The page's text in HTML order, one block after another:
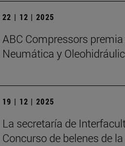
22 | 12 | 2025
ABC Compressors
Neumática y
19 | 12 | 2025
La secretaría de
Concurso de belenes de